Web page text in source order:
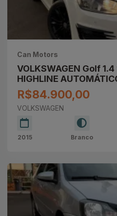
Can Motors
VOLKSWAGEN Golf 1.4
HIGHLINE
R$84.900,00
VOLKSWAGEN
2015 Branco